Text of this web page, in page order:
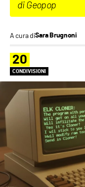
di Geopop
A cura diSara Brugnoni
20
CONDIVISIONI